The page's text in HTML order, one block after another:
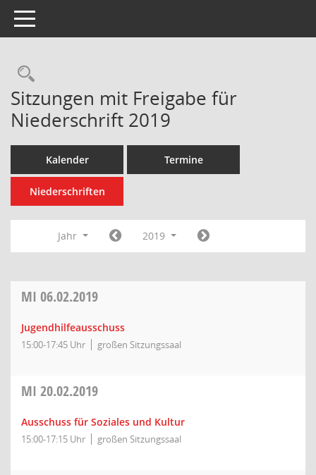
Toggle navigation
Rechercheauswahl
Sitzungen mit Freigabe für
Niederschrift 2019
Kalender Termine
Niederschriften
Jahr 2019
MI 06.02.2019
Jugendhilfeausschuss
15:00-17:45 Uhr großen Sitzungssaal
MI 20.02.2019
Ausschuss für Soziales und Kultur
15:00-17:15 Uhr großen Sitzungssaal